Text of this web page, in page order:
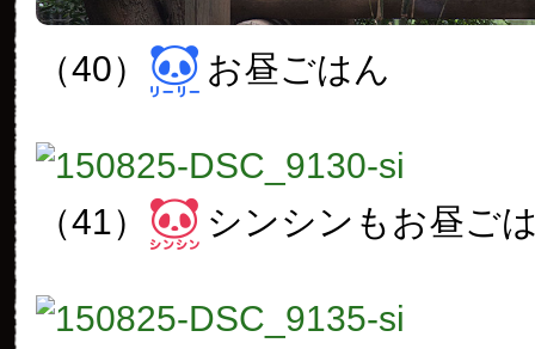
（40） お昼ごはん
（41） シンシンもお昼ご